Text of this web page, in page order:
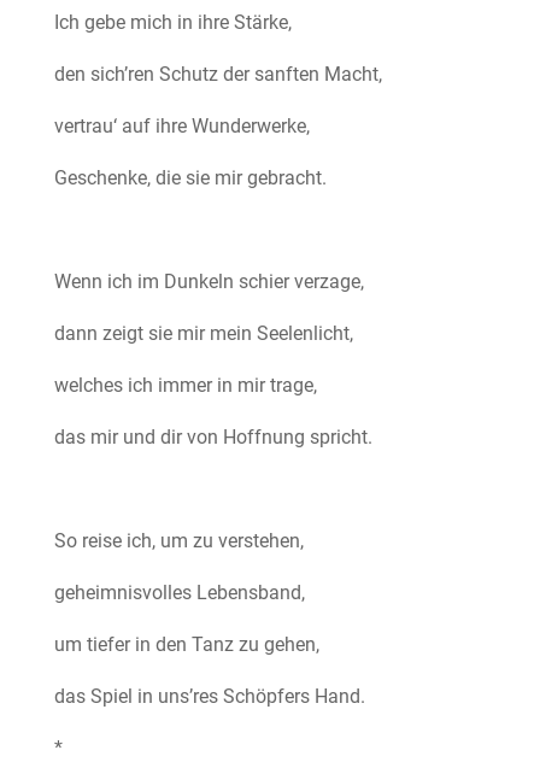
Ich gebe mich in ihre Stärke,
den sich’ren Schutz der sanften Macht,
vertrau‘ auf ihre Wunderwerke,
Geschenke, die sie mir gebracht.
Wenn ich im Dunkeln schier verzage,
dann zeigt sie mir mein Seelenlicht,
welches ich immer in mir trage,
das mir und dir von Hoffnung spricht.
So reise ich, um zu verstehen,
geheimnisvolles Lebensband,
um tiefer in den Tanz zu gehen,
das Spiel in uns’res Schöpfers Hand.
*